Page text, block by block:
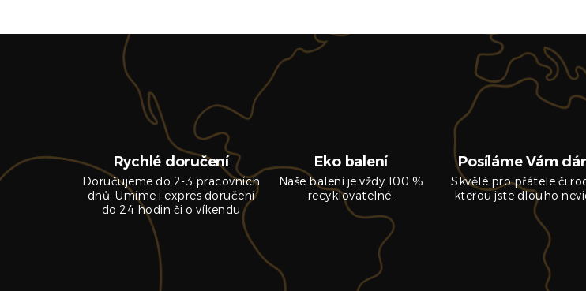
Rychlé doručení
Doručujeme do 2-3 pracovních
dnů. Umíme i expres doručení
do 24 hodin či o víkendu
Eko balení
Naše balení je vždy 100 %
recyklovatelné.
Posíláme Vám
Skvělé pro přátele či
kterou jste dlouho